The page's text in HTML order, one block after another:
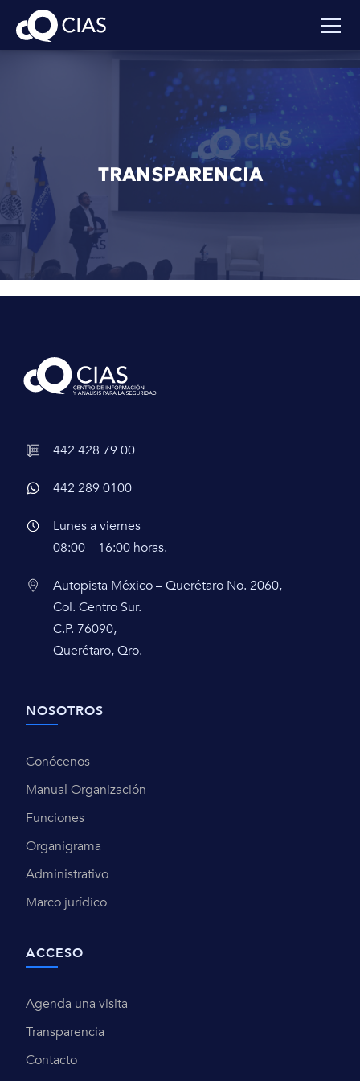
TRANSPARENCIA
442 428 79 00
442 289 0100
Lunes a viernes
08:00 – 16:00 horas.
Autopista México – Querétaro No. 2060,
Col. Centro Sur.
C.P. 76090,
Querétaro, Qro.
NOSOTROS
Conócenos
Manual Organización
Funciones
Organigrama
Administrativo
Marco jurídico
ACCESO
Agenda una visita
Transparencia
Contacto